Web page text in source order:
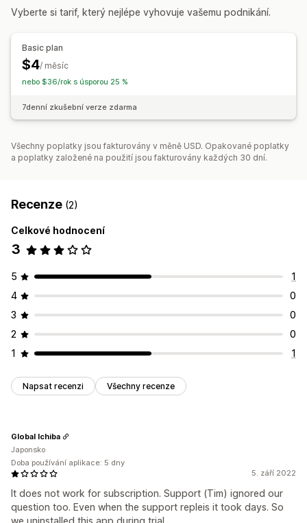
Vyberte si tarif, který nejlépe vyhovuje vašemu podnikání.
Basic plan
$4/ měsíc
nebo $36/rok s úsporou 25 %
7denní zkušební verze zdarma
Všechny poplatky jsou fakturovány v měně USD. Opakované poplatky
a poplatky založené na použití jsou fakturovány každých 30 dní.
Recenze (2)
Celkové hodnocení
3
5
1
4
0
3
0
2
0
1
1
Napsat recenzi Všechny recenze
5. září 2022
It does not work for subscription. Support (Tim) ignored our
question too. Even when the support repleis it took days. So
Global Ichiba
Japonsko
Doba používání aplikace: 5 dny